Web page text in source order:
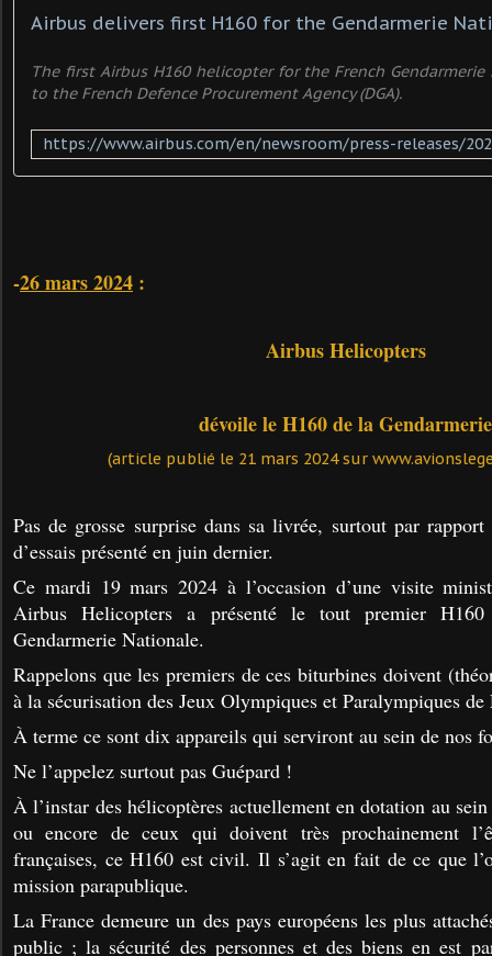
Airbus delivers first H160 for the Gendarmerie
The first Airbus H160 helicopter for the French
to the French Defence Procurement Agency (DGA).
-26 mars 2024 :
Airbus Helicopters
dévoile le H160 de la Gendarmerie
(article publié le 21 mars 2024 sur
Pas de grosse surprise dans sa livrée, surtout par
d’essais présenté en juin dernier.
Ce mardi 19 mars 2024 à l’occasion d’une visite
Airbus Helicopters a présenté le tout premier
Gendarmerie Nationale.
Rappelons que les premiers de ces biturbines doivent
à la sécurisation des Jeux Olympiques et Paralympiques de
À terme ce sont dix appareils qui serviront au sein de nos
Ne l’appelez surtout pas Guépard !
À l’instar des hélicoptères actuellement en dotation au
ou encore de ceux qui doivent très prochainement
françaises, ce H160 est civil. Il s’agit en fait de ce que
mission parapublique.
La France demeure un des pays européens les plus
public ; la sécurité des personnes et des biens en est